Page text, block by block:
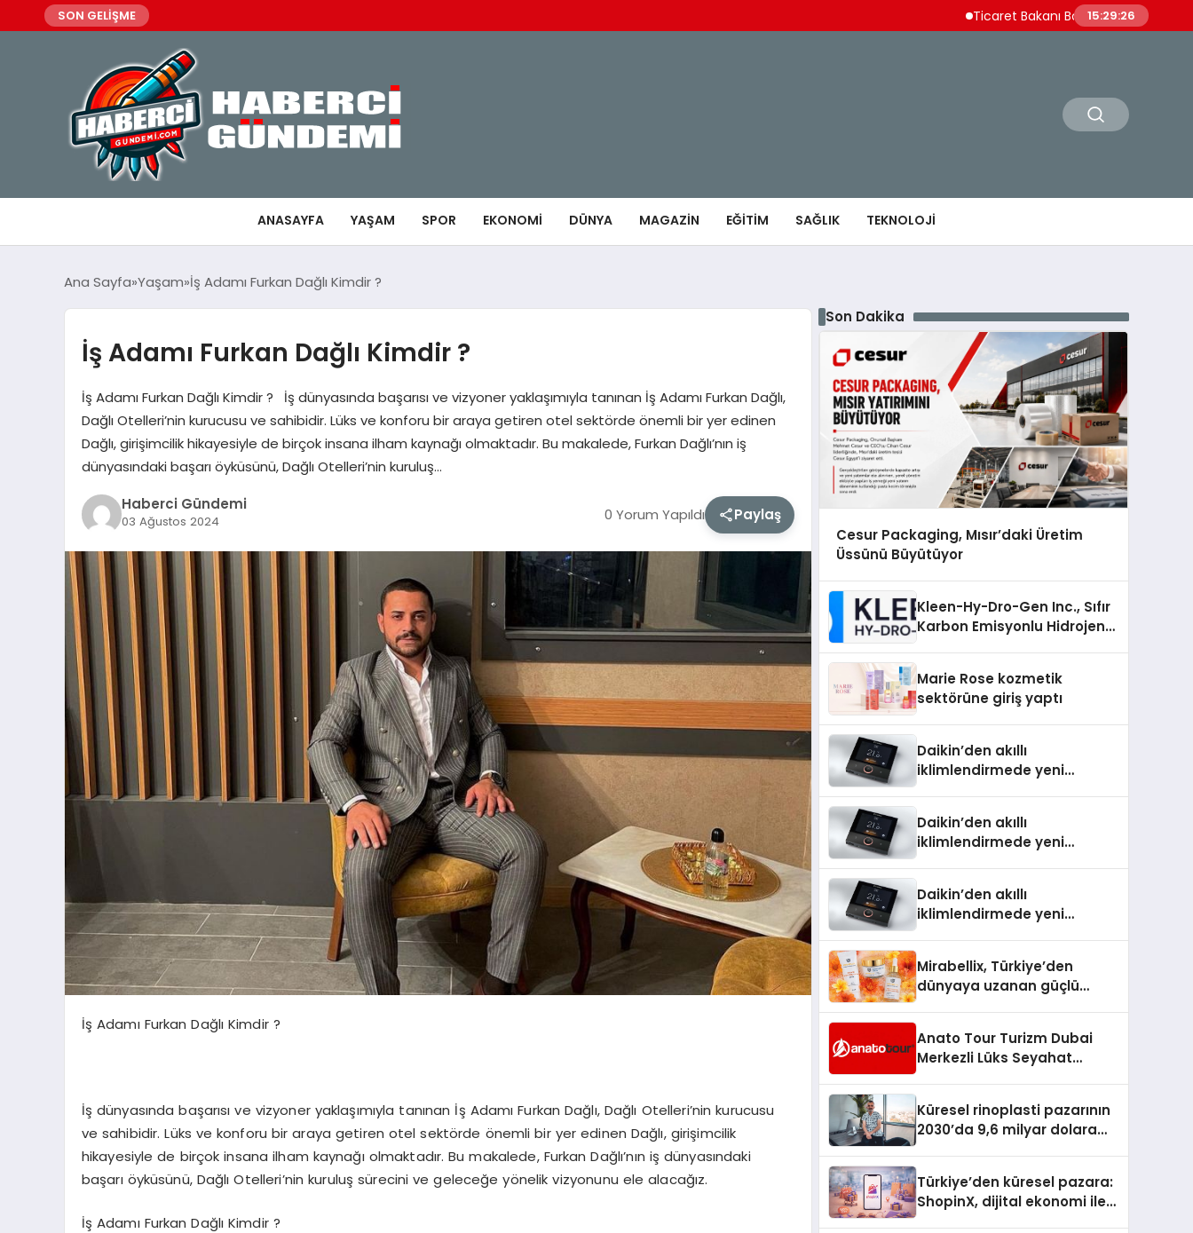
SON GELİŞME Ticaret Bakanı Bolat Sarp Gümrük
15:29:27
ANASAYFA YAŞAM SPOR EKONOMI DÜNYA MAGAZIN EĞITIM SAĞLIK TEKNOLOJI
Ana Sayfa Yaşam İş Adamı Furkan Dağlı Kimdir ?
İş Adamı Furkan Dağlı Kimdir ?
İş Adamı Furkan Dağlı Kimdir ? İş dünyasında başarısı ve vizyoner yaklaşımıyla tanınan İş Adamı Furkan Dağlı,
Dağlı Otelleri’nin kurucusu ve sahibidir. Lüks ve konforu bir araya getiren otel sektörde önemli bir yer edinen
Dağlı, girişimcilik hikayesiyle de birçok insana ilham kaynağı olmaktadır. Bu makalede, Furkan Dağlı’nın iş
dünyasındaki başarı öyküsünü, Dağlı Otelleri’nin kuruluş…
Haberci Gündemi
03 Ağustos 2024 0 Yorum Yapıldı Paylaş
İş Adamı Furkan Dağlı Kimdir ?
İş dünyasında başarısı ve vizyoner yaklaşımıyla tanınan İş Adamı Furkan Dağlı, Dağlı Otelleri’nin kurucusu
ve sahibidir. Lüks ve konforu bir araya getiren otel sektörde önemli bir yer edinen Dağlı, girişimcilik
hikayesiyle de birçok insana ilham kaynağı olmaktadır. Bu makalede, Furkan Dağlı’nın iş dünyasındaki
başarı öyküsünü, Dağlı Otelleri’nin kuruluş sürecini ve geleceğe yönelik vizyonunu ele alacağız.
İş Adamı Furkan Dağlı Kimdir ?
Son Dakika
Cesur Packaging, Mısır’daki Üretim
Üssünü Büyütüyor
Kleen-Hy-Dro-Gen Inc., Sıfır
Karbon Emisyonlu Hidrojen
Aldı
Marie Rose kozmetik
sektörüne giriş yaptı
Daikin’den akıllı
iklimlendirmede yeni
Daikin’den akıllı
iklimlendirmede yeni
Daikin’den akıllı
iklimlendirmede yeni
Mirabellix, Türkiye’den
dünyaya uzanan güçlü
Anato Tour Turizm Dubai
Merkezli Lüks Seyahat
Küresel rinoplasti pazarının
2030’da 9,6 milyar dolara
Türkiye’den küresel pazara:
ShopinX, dijital ekonomi ile